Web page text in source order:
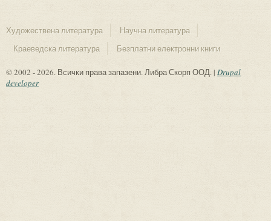
Художествена литература
Научна литература
Краеведска литература
Безплатни електронни книги
© 2002 - 2026. Всички права запазени. Либра Скорп ООД. | Drupal
developer